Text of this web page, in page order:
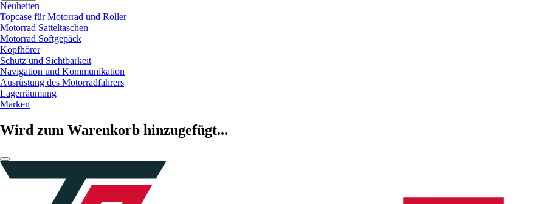
Neuheiten
Topcase für Motorrad und Roller
Motorrad Satteltaschen
Motorrad Softgepäck
Kopfhörer
Schutz und Sichtbarkeit
Navigation und Kommunikation
Ausrüstung des Motorradfahrers
Lagerräumung
Marken
Wird zum Warenkorb hinzugefügt...